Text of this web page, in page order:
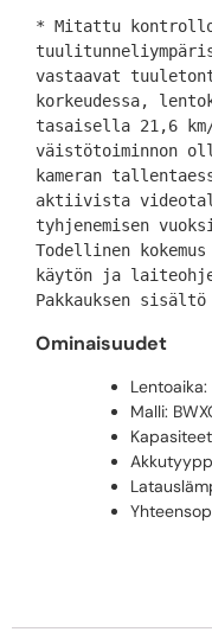
* Mitattu
vastaavat
korkeudessa,
tasaisella 21,6
väistötoiminnon
kameran
aktiivista
tyhjenemisen
Todellinen
käytön ja
Pakkauksen sisältö
Ominaisuudet
Malli: